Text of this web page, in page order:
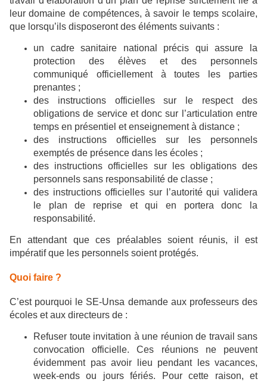
leur domaine de compétences, à savoir le temps scolaire,
que lorsqu’ils disposeront des éléments suivants :
un cadre sanitaire national précis qui assure la
protection des élèves et des personnels
communiqué officiellement à toutes les parties
prenantes ;
des instructions officielles sur le respect des
obligations de service et donc sur l’articulation entre
temps en présentiel et enseignement à distance ;
des instructions officielles sur les personnels
exemptés de présence dans les écoles ;
des instructions officielles sur les obligations des
personnels sans responsabilité de classe ;
des instructions officielles sur l’autorité qui validera
le plan de reprise et qui en portera donc la
responsabilité.
En attendant que ces préalables soient réunis, il est
impératif que les personnels soient protégés.
Quoi faire ?
C’est pourquoi le SE-Unsa demande aux professeurs des
écoles et aux directeurs de :
Refuser toute invitation à une réunion de travail sans
convocation officielle. Ces réunions ne peuvent
évidemment pas avoir lieu pendant les vacances,
week-ends ou jours fériés. Pour cette raison, et